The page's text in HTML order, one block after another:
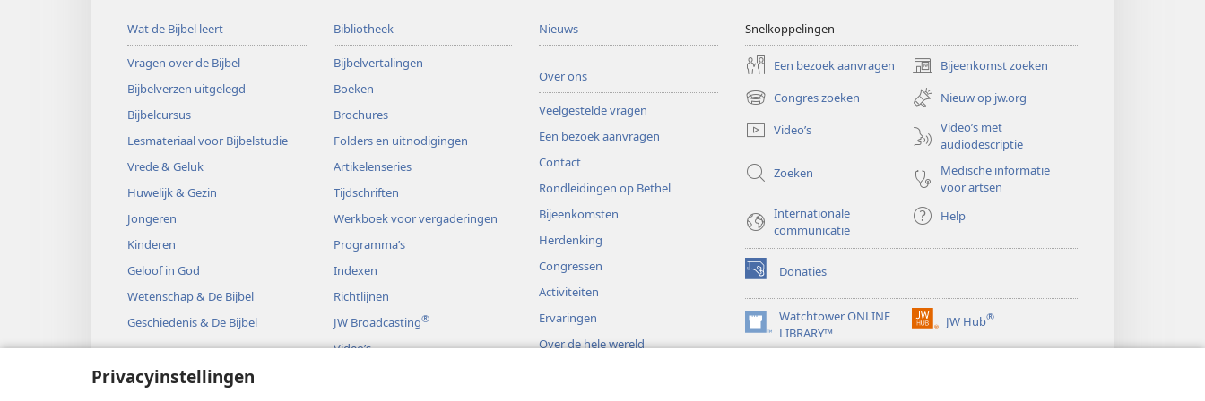
Privacyinstellingen
Wat de Bijbel leert
Vragen over de Bijbel
Bijbelverzen uitgelegd
Bijbelcursus
Lesmateriaal voor Bijbelstudie
Vrede & Geluk
Huwelijk & Gezin
Jongeren
Kinderen
Geloof in God
Wetenschap & De Bijbel
Geschiedenis & De Bijbel
Bibliotheek
Bijbelvertalingen
Boeken
Brochures
Folders en uitnodigingen
Artikelenseries
Tijdschriften
Werkboek voor vergaderingen
Programma’s
Indexen
Richtlijnen
JW Broadcasting®
Video’s
Nieuws
Over ons
Veelgestelde vragen
Een bezoek aanvragen
Contact
Rondleidingen op Bethel
Bijeenkomsten
Herdenking
Congressen
Activiteiten
Ervaringen
Over de hele wereld
Snelkoppelingen
Een bezoek aanvragen Bijeenkomst zoeken
(opent
nieuw
venster)
Congres zoeken
(opent
nieuw
venster)
Nieuw op jw.org
Video’s
Video’s met
audiodescriptie
Zoeken
Medische informatie
voor artsen
Internationale
communicatie
Help
Donaties
(opent
nieuw
venster)Watchtower ONLINE
LIBRARY™
(opent
nieuw
JW Hub®
(opent
nieuw